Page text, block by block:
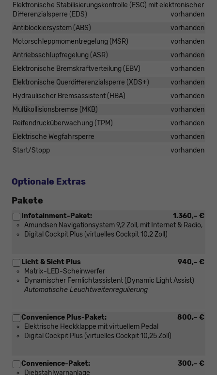
Elektronische Stabilisierungskontrolle (ESC) mit elektronischer
Differenzialsperre (EDS)
vorhanden
Antiblockiersystem (ABS)
vorhanden
Motorschleppmomentregelung (MSR)
vorhanden
Antriebsschlupfregelung (ASR)
vorhanden
Elektronische Bremskraftverteilung (EBV)
vorhanden
Elektronische Querdifferenzialsperre (XDS+)
vorhanden
Hydraulischer Bremsassistent (HBA)
vorhanden
Multikollisionsbremse (MKB)
vorhanden
Reifendrucküberwachung (TPM)
vorhanden
Elektrische Wegfahrsperre
vorhanden
Start/Stopp
vorhanden
Optionale Extras
Pakete
1.360,– €
Infotainment-Paket:
Amundsen Navigationsystem 9,2 Zoll, mit Internet & Radio,
Digital Cockpit Plus (virtuelles Cockpit 10,2 Zoll)
940,– €
Licht & Sicht Plus
Matrix-LED-Scheinwerfer
Dynamischer Fernlichtassistent (Dynamic Light Assist)
Automatische Leuchtweitenregulierung
800,– €
Convenience Plus-Paket:
Elektrische Heckklappe mit virtuellem Pedal
Digital Cockpit Plus (virtuelles Cockpit 10,25 Zoll)
300,– €
Convenience-Paket:
Diebstahlwarnanlage